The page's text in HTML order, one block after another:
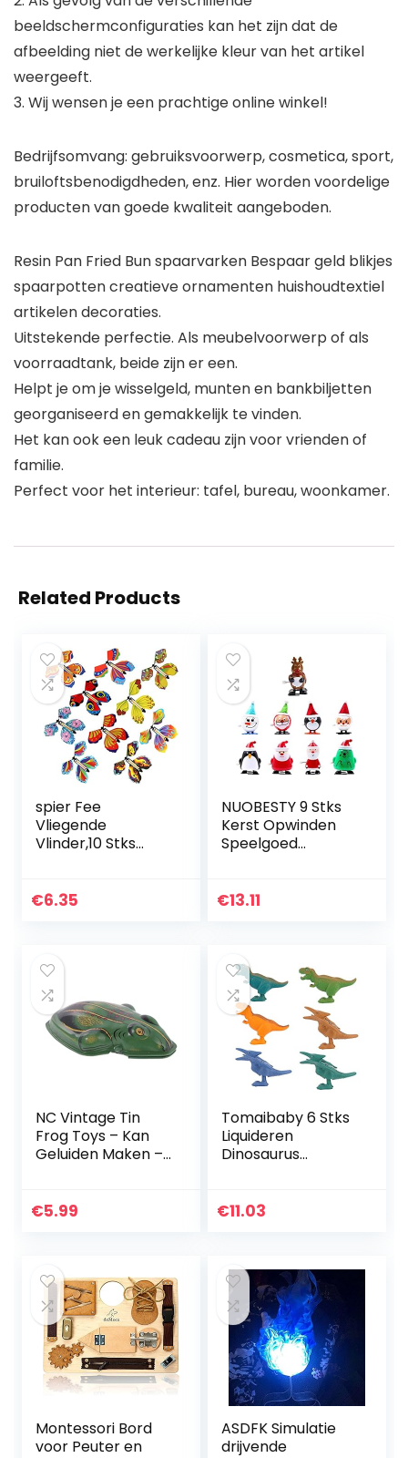
beeldschermconfiguraties kan het zijn dat de
afbeelding niet de werkelijke kleur van het artikel
weergeeft.
3. Wij wensen je een prachtige online winkel!
Bedrijfsomvang: gebruiksvoorwerp, cosmetica, sport,
bruiloftsbenodigdheden, enz. Hier worden voordelige
producten van goede kwaliteit aangeboden.
Resin Pan Fried Bun spaarvarken Bespaar geld blikjes
spaarpotten creatieve ornamenten huishoudtextiel
artikelen decoraties.
Uitstekende perfectie. Als meubelvoorwerp of als
voorraadtank, beide zijn er een.
Helpt je om je wisselgeld, munten en bankbiljetten
georganiseerd en gemakkelijk te vinden.
Het kan ook een leuk cadeau zijn voor vrienden of
familie.
Perfect voor het interieur: tafel, bureau, woonkamer.
Related Products
spier Fee
Vliegende
Vlinder,10 Stks
Vlinder Speelgoed
€6.35
NUOBESTY 9 Stks
Kerst Opwinden
Speelgoed
Santa Uurwerk
€13.11
NC Vintage Tin
Frog Toys – Kan
Geluiden Maken –
Kids Gifts
€5.99
Tomaibaby 6 Stks
Liquideren
Dinosaurus
Feestartikelen Mini
€11.03
Montessori Bord
voor Peuter en
ASDFK Simulatie
drijvende